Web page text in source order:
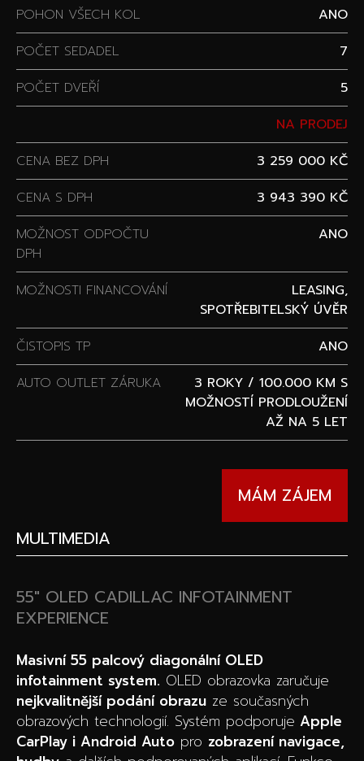
POHON VŠECH KOL
ANO
POČET SEDADEL
7
POČET DVEŘÍ
5
NA PRODEJ
CENA BEZ DPH
3 259 000 KČ
CENA S DPH
3 943 390 KČ
MOŽNOST ODPOČTU
DPH
ANO
MOŽNOSTI FINANCOVÁNÍ
LEASING,
SPOTŘEBITELSKÝ ÚVĚR
ČISTOPIS TP
ANO
AUTO OUTLET ZÁRUKA
3 ROKY / 100.000 KM S
MOŽNOSTÍ PRODLOUŽENÍ
AŽ NA 5 LET
MÁM ZÁJEM
MULTIMEDIA
55″ OLED CADILLAC INFOTAINMENT
EXPERIENCE
Masivní 55 palcový diagonální OLED
infotainment system. OLED obrazovka zaručuje
nejkvalitnější podání obrazu ze současných
obrazových technologií. Systém podporuje Apple
CarPlay i Android Auto pro zobrazení navigace,